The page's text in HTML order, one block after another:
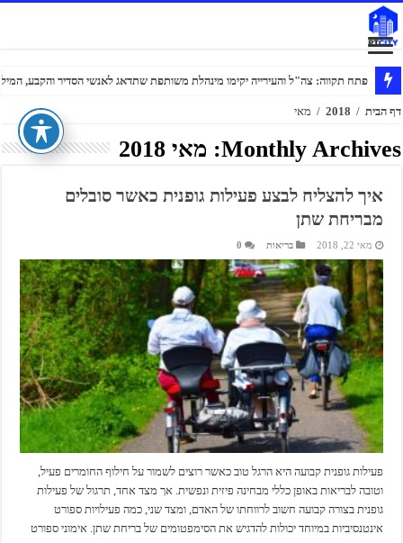
פתח תקווה: צה"ל והעירייה יקימו מינהלת משותפת שתדאג לאנשי הסדיר והקבע,
דווקא בשנת מלחמה: 300 עולים חדשים בחרו בפתח תקווה
דף הבית /
2018
/ מאי
Monthly Archives: מאי 2018
איך להצליח לבצע פעילות גופנית כאשר סובלים
מבריחת שתן
מאי 22, 2018 בריאות 0
פעילות גופנית קבועה היא הרגל טוב כאשר רוצים לשמור על חילוף החומרים פעיל,
וטובה לבריאות באופן כללי מבחינה פיזית ונפשית. אך מצד אחד, תרגול של פעילות
גופנית בצורה קבועה חשוב לרווחתו של האדם, ומצד שני, כמה פעילויות ספורט
אינטנסיביות במיוחד יכולות להדגיש את הסימפטומים של בריחת שתן. אימוני ספורט